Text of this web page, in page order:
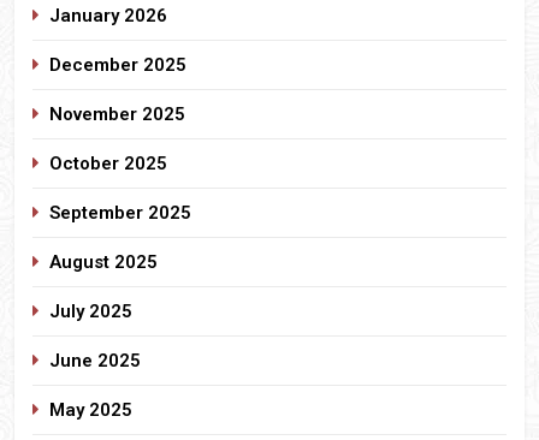
January 2026
December 2025
November 2025
October 2025
September 2025
August 2025
July 2025
June 2025
May 2025